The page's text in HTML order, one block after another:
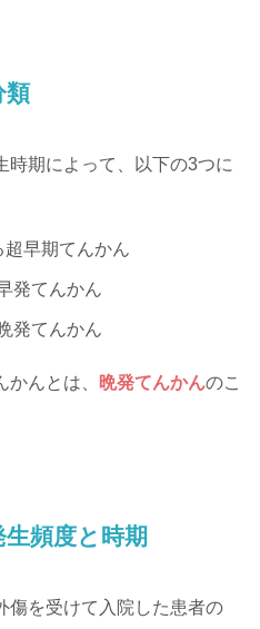
類
時期によって、以下の3つに
早期てんかん
発てんかん
発てんかん
んとは、 晩発てんかんのこ
頻度と時期
傷を受けて入院した患者の